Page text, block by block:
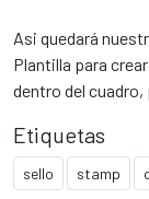
Asi quedará
Plantilla para
dentro del cuadro,
Etiquetas
sello stamp